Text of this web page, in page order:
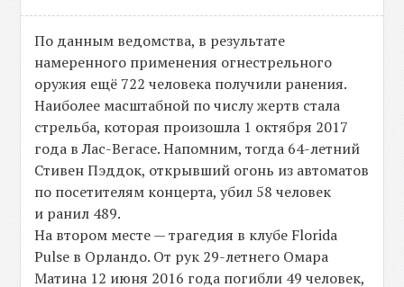
По данным ведомства, в результате
намеренного применения огнестрельного
оружия ещё 722 человека получили ранения.
Наиболее масштабной по числу жертв стала
стрельба, которая произошла 1 октября 2017
года в Лас-Вегасе. Напомним, тогда 64-летний
Стивен Пэддок, открывший огонь из автоматов
по посетителям концерта, убил 58 человек
и ранил 489.
На втором месте — трагедия в клубе Florida
Pulse в Орландо. От рук 29-летнего Омара
Матина 12 июня 2016 года погибли 49 человек,